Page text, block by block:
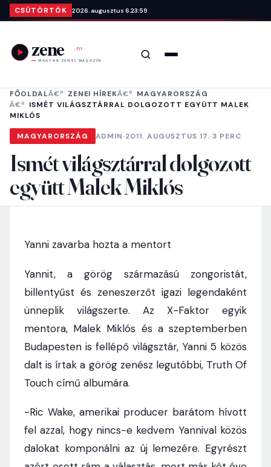
Ugrás a tartalomra
CSÜTÖRTÖK 2026. augusztus 6. 23:59
Keresés
FŐOLDAL ZENEI HÍREK
MAGYARORSZÁG
ISMÉT VILÁGSZTÁRRAL DOLGOZOTT EGYÜTT MALEK
MIKLÓS
MAGYARORSZÁG ADMIN·2011. AUGUSZTUS 17.·3 PERC
Ismét világsztárral dolgozott
együtt Malek Miklós
Yanni zavarba hozta a mentort
Yannit, a görög származású zongoristát,
billentyűst és zeneszerzőt igazi legendaként
ünneplik világszerte. Az X-Faktor egyik
mentora, Malek Miklós és a szeptemberben
Budapesten is fellépő világsztár, Yanni 5 közös
dalt is írtak a görög zenész legutóbbi, Truth Of
Touch című albumára.
-Ric Wake, amerikai producer barátom hívott
fel azzal, hogy nincs-e kedvem Yannival közös
dalokat komponálni az új lemezére. Egyrészt